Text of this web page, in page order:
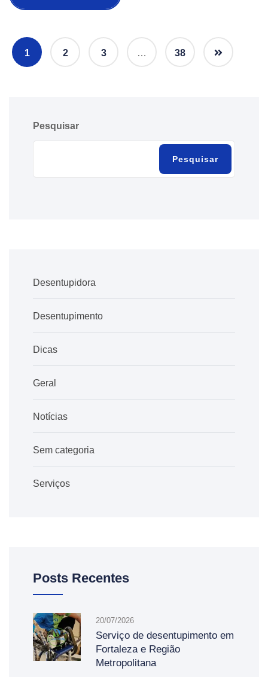
1 2 3 … 38
Pesquisar
Pesquisar
Desentupidora
Desentupimento
Dicas
Geral
Notícias
Sem categoria
Serviços
Posts Recentes
20/07/2026
Serviço de desentupimento em
Fortaleza e Região
Metropolitana